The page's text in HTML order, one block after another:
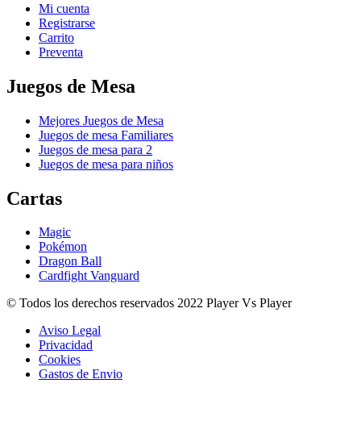
Mi cuenta
Registrarse
Carrito
Preventa
Juegos de Mesa
Mejores Juegos de Mesa
Juegos de mesa Familiares
Juegos de mesa para 2
Juegos de mesa para niños
Cartas
Magic
Pokémon
Dragon Ball
Cardfight Vanguard
© Todos los derechos reservados 2022 Player Vs Player
Aviso Legal
Privacidad
Cookies
Gastos de Envio